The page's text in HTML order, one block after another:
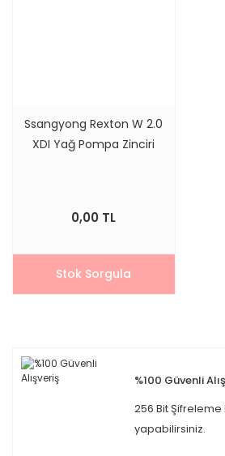
Ssangyong Rexton W 2.0
XDI Yağ Pompa Zinciri
0,00 TL
Stok Sorgula
%100 Güvenli
256 Bit Şifreleme
yapabilirsiniz.